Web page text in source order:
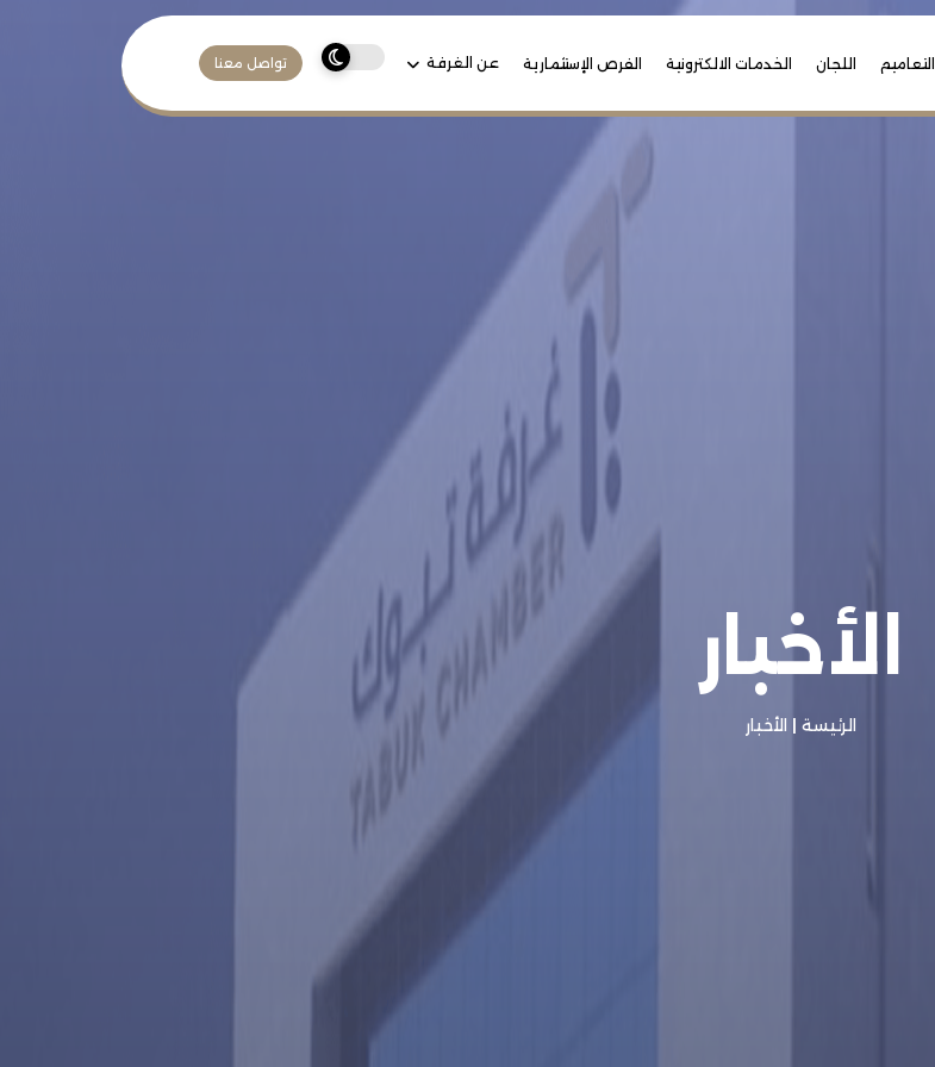
التعاميم اللجان الخدمات الالكترونية الفرص الإستثمارية عن الغرفة تواصل معنا
الأخبار
الرئيسة | الأخبار